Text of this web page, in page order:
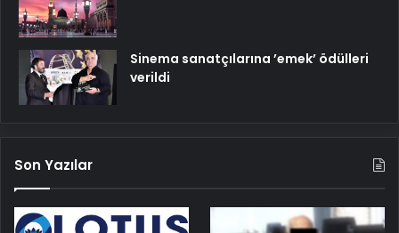
Sinema sanatçılarına ’emek’ ödülleri
verildi
Son Yazılar